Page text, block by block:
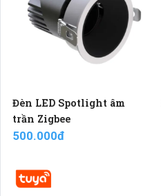
Đèn LED Spotlight âm
trần Zigbee
500.000đ